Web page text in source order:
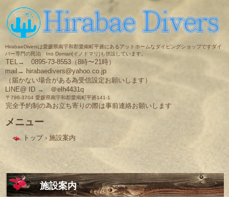
HirabaeDiversは愛媛県南宇和郡愛南町平碆にあるアットホームなダイビングショップですダイ
バー専門の民泊 Ino Domari(イノドマリ)も併設しています。
TEL→ 0895-73-8553（8時〜21時）
mail→ hirabaedivers@yahoo.co.jp
（届かない場合がある為受信設定お願いします）
LINE@ ID → ＠elh4431q
〒798-3704 愛媛県南宇和郡愛南町平碆141-1
完全予約制の為お立ち寄りの際は事前連絡お願いします
メニュー
へ
ス
キ
トップ › 施設案内
施設案内